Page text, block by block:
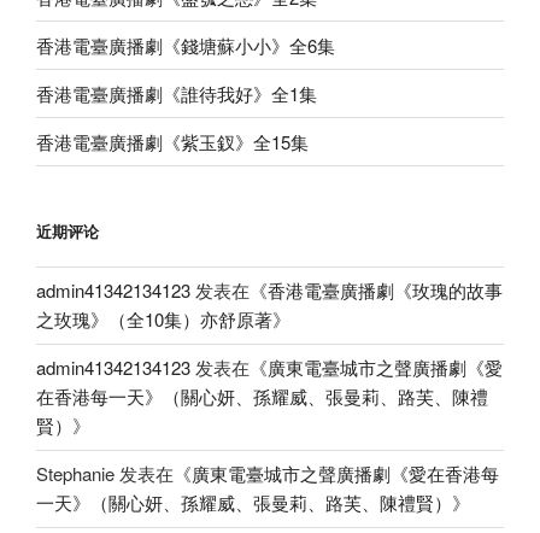
香港電臺廣播劇《錢塘蘇小小》全6集
香港電臺廣播劇《誰待我好》全1集
香港電臺廣播劇《紫玉釵》全15集
近期评论
admin41342134123发表在《香港電臺廣播劇《玫瑰的故事
之玫瑰》（全10集）亦舒原著》
admin41342134123发表在《廣東電臺城市之聲廣播劇《愛
在香港每一天》（關心妍、孫耀威、張曼莉、路芙、陳禮
賢） 》
Stephanie发表在《廣東電臺城市之聲廣播劇《愛在香港每
一天》（關心妍、孫耀威、張曼莉、路芙、陳禮賢） 》